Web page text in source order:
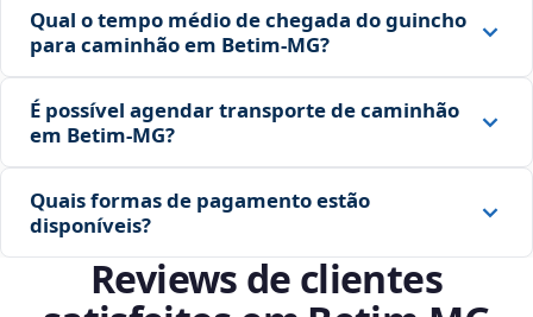
Qual o tempo médio de chegada do guincho
para caminhão em Betim‑MG?
É possível agendar transporte de caminhão
em Betim‑MG?
Quais formas de pagamento estão
disponíveis?
Reviews de clientes